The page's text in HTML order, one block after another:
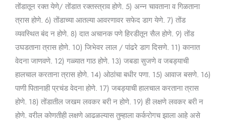
तोंडातून रक्त येणे/ तोंडात रक्तस्त्राव होणे. 5) अन्न चावताना व गिळताना
त्रास होणे. 6) तोंडाच्या आतल्या आवरणावर सफेद डाग येणे. 7) तोंड
व्यवस्थित बंद न होणे. 8) दात अचानक पणे हिरडीतून सैल होणे. 9) तोंड
उघडताना त्रास होणे. 10) जिभेवर लाल / पांढरे डाग दिसणे. 11) कानात
वेदना जाणवणे. 12) गळ्यात गाठ होणे. 13) जबडा सुजणे व जबड्याची
हालचाल करताना त्रास होणे. 14) ओठांचा बधीर पणा. 15) आवाज बसणे. 16)
पाणी पितानाही प्रचंड वेदना होणे. 17) जबड्याची हालचाल करताना त्रास
होणे. 18) तोंडातील जखम लवकर बरी न होणे. 19) ही लक्षणे लवकर बरी न
होणे. वरील कोणतीही लक्षणे आढळल्यास तुम्हाला कर्करोगच झाला आहे असे